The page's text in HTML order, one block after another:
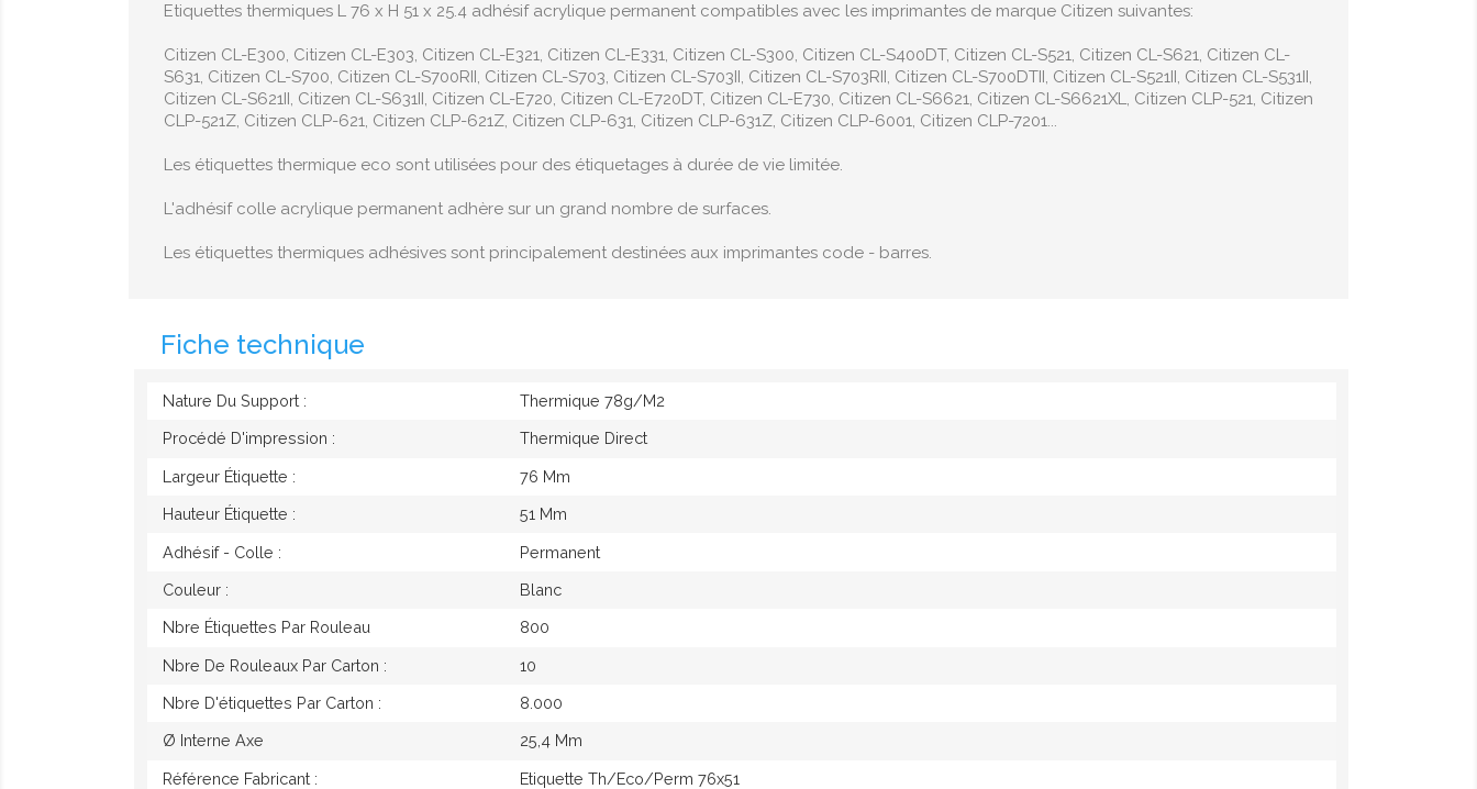
Etiquettes thermiques L 76 x H 51 x 25.4 adhésif acrylique permanent compatibles avec les imprimantes de marque Citizen suivantes:
Citizen CL-E300, Citizen CL-E303, Citizen CL-E321, Citizen CL-E331, Citizen CL-S300, Citizen CL-S400DT, Citizen CL-S521, Citizen CL-S621, Citizen CL-
S631, Citizen CL-S700, Citizen CL-S700RII, Citizen CL-S703, Citizen CL-S703II, Citizen CL-S703RII, Citizen CL-S700DTII, Citizen CL-S521II, Citizen CL-S531II,
Citizen CL-S621II, Citizen CL-S631II, Citizen CL-E720, Citizen CL-E720DT, Citizen CL-E730, Citizen CL-S6621, Citizen CL-S6621XL, Citizen CLP-521, Citizen
CLP-521Z, Citizen CLP-621, Citizen CLP-621Z, Citizen CLP-631, Citizen CLP-631Z, Citizen CLP-6001, Citizen CLP-7201...
Les étiquettes thermique eco sont utilisées pour des étiquetages à durée de vie limitée.
L'adhésif colle acrylique permanent adhère sur un grand nombre de surfaces.
Les étiquettes thermiques adhésives sont principalement destinées aux imprimantes code - barres.
Fiche technique
Nature Du Support : Thermique 78g/M2
Procédé D'impression : Thermique Direct
Largeur Étiquette : 76 Mm
Hauteur Étiquette : 51 Mm
Adhésif - Colle : Permanent
Couleur : Blanc
Nbre Étiquettes Par Rouleau 800
Nbre De Rouleaux Par Carton : 10
Nbre D'étiquettes Par Carton : 8.000
Ø Interne Axe 25,4 Mm
Référence Fabricant : Etiquette Th/eco/perm 76x51